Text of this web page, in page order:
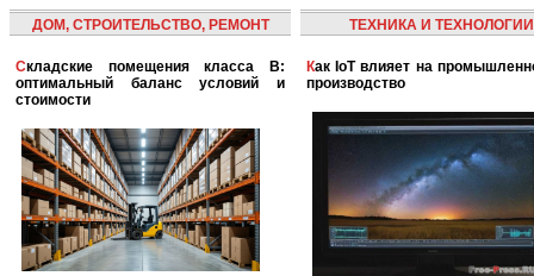
ДОМ, СТРОИТЕЛЬСТВО, РЕМОНТ
Складские помещения класса B:
оптимальный баланс условий и
стоимости
ТЕХНИКА И ТЕХНОЛОГИИ
Как IoT влияет на промышленность и
производство